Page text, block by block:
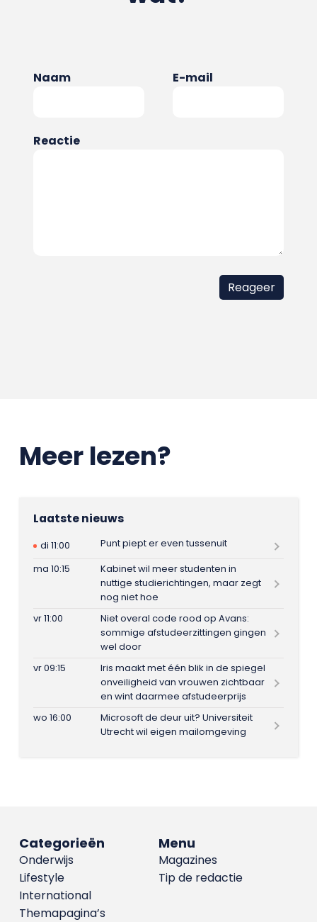
Naam E-mail
Reactie
Meer lezen?
Laatste nieuws
di 11:00
Punt piept er even tussenuit
ma 10:15
Kabinet wil meer studenten in
nuttige studierichtingen, maar zegt
nog niet hoe
vr 11:00
Niet overal code rood op Avans:
sommige afstudeerzittingen gingen
wel door
vr 09:15
Iris maakt met één blik in de spiegel
onveiligheid van vrouwen zichtbaar
en wint daarmee afstudeerprijs
wo 16:00
Microsoft de deur uit? Universiteit
Utrecht wil eigen mailomgeving
Menu
Magazines
Tip de redactie
Categorieën
Onderwijs
Lifestyle
International
Themapagina’s